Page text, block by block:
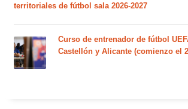
territoriales de fútbol sala 2026-2027
Curso de entrenador de fútbol
Castellón y Alicante (comienzo el